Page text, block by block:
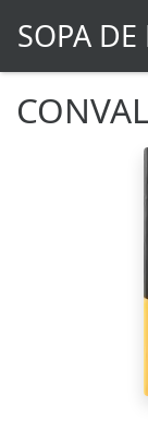
SOPA